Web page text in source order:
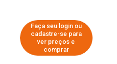
Faça seu login ou
cadastre-se para
ver preços e
comprar